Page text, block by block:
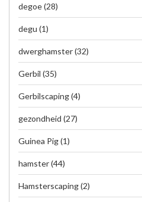
degoe(28)
degu (1)
dwerghamster(32)
Gerbil (35)
Gerbilscaping(4)
gezondheid (27)
Guinea Pig(1)
hamster(44)
Hamsterscaping(2)